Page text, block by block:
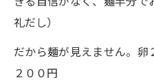
礼だし）
だから麺が見えません。卵
２００円